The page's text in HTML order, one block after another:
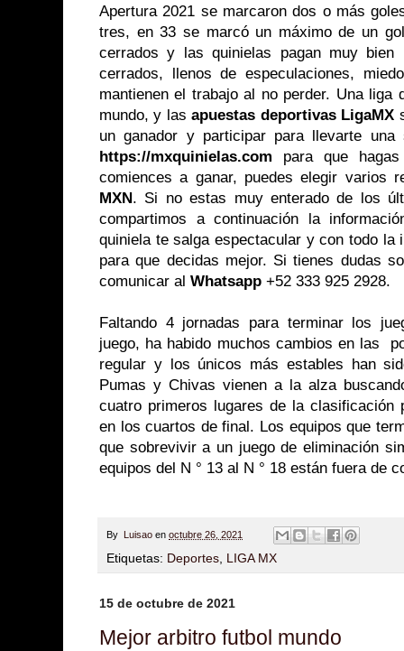
Apertura 2021 se marcaron dos o más
tres, en 33 se marcó un máximo de un
cerrados y las quinielas pagan muy
cerrados, llenos de especulaciones,
mantienen el trabajo al no perder. Una
mundo, y lasapuestas deportivas LigaMX
un ganador y participar para llevarte
https://mxquinielas.com para que
comiences a ganar, puedes elegir varios
MXN. Si no estas muy enterado de los
compartimos a continuación la
quiniela te salga espectacular y con todo la
para que decidas mejor. Si tienes dudas
comunicar al Whatsapp +52 333 925 2928.
Faltando 4 jornadas para terminar los
juego, ha habido muchos cambios en las
regular y los únicos más estables han
Pumas y Chivas vienen a la alza
cuatro primeros lugares de la clasificación
en los cuartos de final. Los equipos que
que sobrevivir a un juego de eliminación
equipos del N ° 13 al N ° 18 están fuera de
By Luisao en octubre 26, 2021
Etiquetas: Deportes, LIGA MX
15 de octubre de 2021
Mejor arbitro futbol mundo